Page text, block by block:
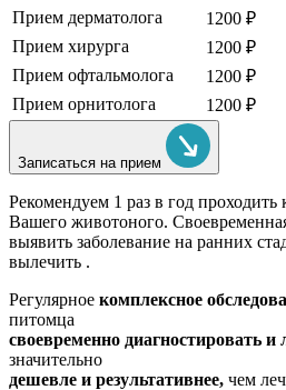
Прием дерматолога
1200 ₽
Прием хирурга
1200 ₽
Прием офтальмолога
1200 ₽
Прием орнитолога
1200 ₽
Записаться на прием
Рекомендуем 1 раз в год
Вашего животоного.
выявить заболевание на ранних
вылечить .
Регулярное комплексное
питомца
своевременно диагностировать и
значительно
дешевле и результативнее, чем